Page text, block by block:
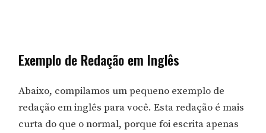
Exemplo de Redação em Inglês
Abaixo, compilamos um pequeno exemplo de
redação em inglês para você. Esta redação é mais
curta do que o normal, porque foi escrita apenas